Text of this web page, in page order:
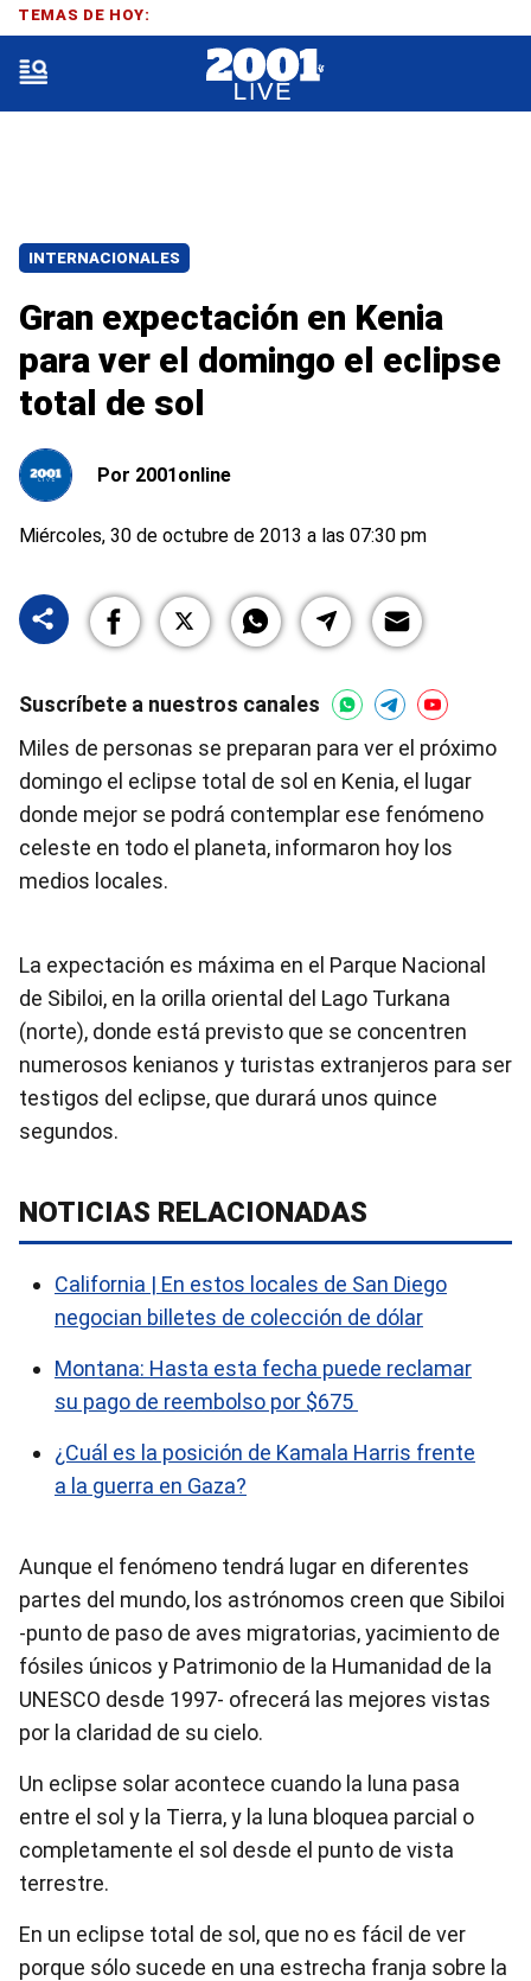
INTERNACIONALES
Gran expectación en Kenia
para ver el domingo el eclipse
total de sol
Por 2001online
Miércoles, 30 de octubre de 2013 a las 07:30 pm
Suscríbete a nuestros canales
Miles de personas se preparan para ver el próximo
domingo el eclipse total de sol en Kenia, el lugar
donde mejor se podrá contemplar ese fenómeno
celeste en todo el planeta, informaron hoy los
medios locales.
La expectación es máxima en el Parque Nacional
de Sibiloi, en la orilla oriental del Lago Turkana
(norte), donde está previsto que se concentren
numerosos kenianos y turistas extranjeros para ser
testigos del eclipse, que durará unos quince
segundos.
NOTICIAS RELACIONADAS
California | En estos locales de San Diego
negocian billetes de colección de dólar
Montana: Hasta esta fecha puede reclamar
su pago de reembolso por $675
¿Cuál es la posición de Kamala Harris frente
a la guerra en Gaza?
Aunque el fenómeno tendrá lugar en diferentes
partes del mundo, los astrónomos creen que Sibiloi
-punto de paso de aves migratorias, yacimiento de
fósiles únicos y Patrimonio de la Humanidad de la
UNESCO desde 1997- ofrecerá las mejores vistas
por la claridad de su cielo.
Un eclipse solar acontece cuando la luna pasa
entre el sol y la Tierra, y la luna bloquea parcial o
completamente el sol desde el punto de vista
terrestre.
En un eclipse total de sol, que no es fácil de ver
porque sólo sucede en una estrecha franja sobre la
TEMAS DE HOY: